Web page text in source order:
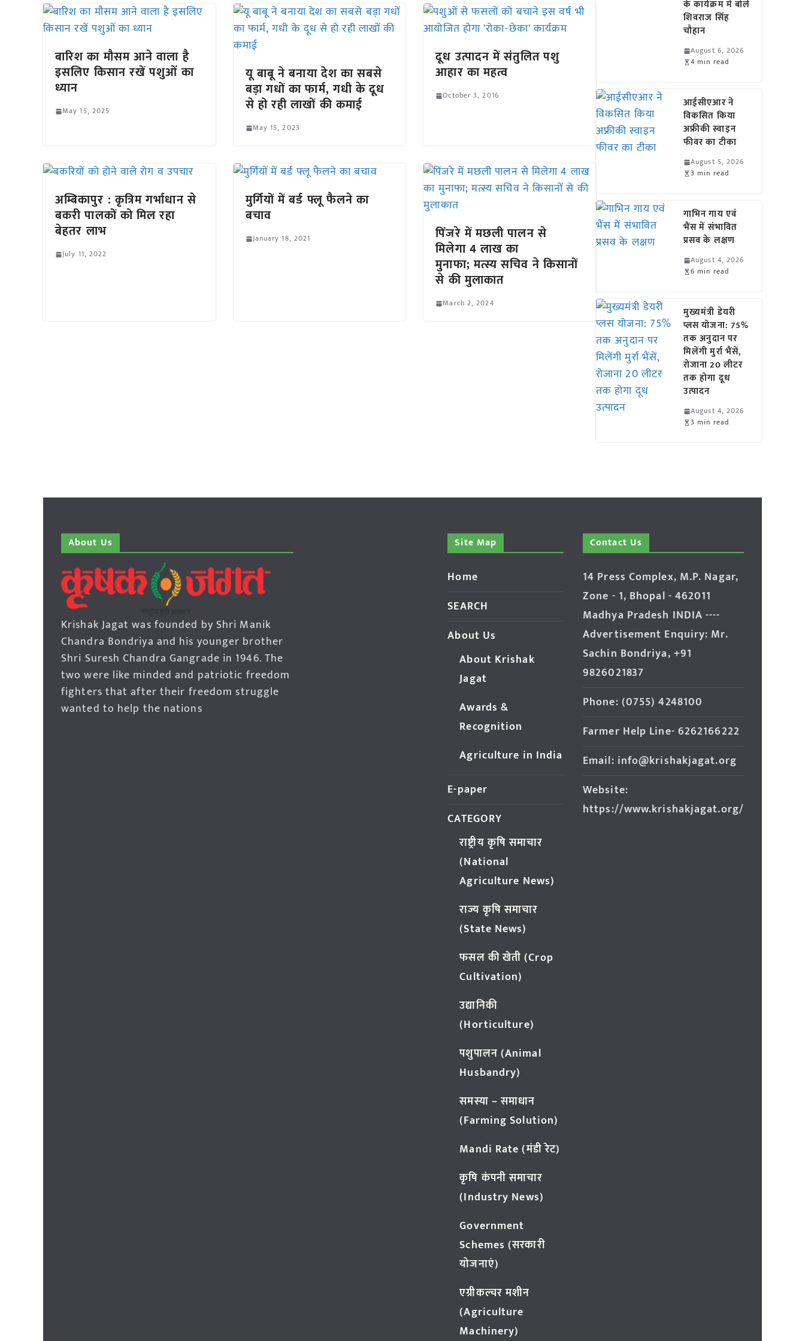
बारिश का मौसम आने वाला है
इसलिए किसान रखें पशुओं का
ध्यान
May 15, 2025
यू बाबू ने बनाया देश का सबसे
बड़ा गधों का फार्म, गधी के दूध
से हो रही लाखों की कमाई
May 15, 2023
दूध उत्पादन में संतुलित पशु
आहार का महत्व
October 3, 2016
अम्बिकापुर : कृत्रिम गर्भाधान से
बकरी पालकों को मिल रहा
बेहतर लाभ
July 11, 2022
मुर्गियों में बर्ड फ्लू फैलने का
बचाव
January 18, 2021 पिंजरे में मछली पालन से
मिलेगा 4 लाख का
मुनाफा; मत्स्य सचिव ने किसानों
से की मुलाकात
March 2, 2024
के कार्यक्रम में बोले
शिवराज सिंह
चौहान
August 6, 2026
4 min read
आईसीएआर ने
विकसित किया
अफ्रीकी स्वाइन
फीवर का टीका
August 5, 2026
3 min read
गाभिन गाय एवं
भैंस में संभावित
प्रसव के लक्षण
August 4, 2026
6 min read
मुख्यमंत्री डेयरी
प्लस योजना: 75%
तक अनुदान पर
मिलेंगी मुर्रा भैंसें,
रोजाना 20 लीटर
तक होगा दूध
उत्पादन
August 4, 2026
3 min read
About Us
Krishak Jagat was founded by Shri Manik
Chandra Bondriya and his younger brother
Shri Suresh Chandra Gangrade in 1946. The
two were like minded and patriotic freedom
fighters that after their freedom struggle
wanted to help the nations
Site Map
Home
SEARCH
About Us
About Krishak
Jagat
Awards &
Recognition
Agriculture in India
E-paper
CATEGORY
राष्ट्रीय कृषि समाचार
(National
Agriculture News)
राज्य कृषि समाचार
(State News)
फसल की खेती (Crop
Cultivation)
उद्यानिकी
(Horticulture)
पशुपालन (Animal
Husbandry)
समस्या – समाधान
(Farming Solution)
Mandi Rate (मंडी रेट)
कृषि कंपनी समाचार
(Industry News)
Government
Schemes (सरकारी
योजनाएं)
एग्रीकल्चर मशीन
(Agriculture
Machinery)
Contact Us
14 Press Complex, M.P. Nagar,
Zone - 1, Bhopal - 462011
Madhya Pradesh INDIA ----
Advertisement Enquiry: Mr.
Sachin Bondriya, +91
9826021837
Phone: (0755) 4248100
Farmer Help Line- 6262166222
Email: info@krishakjagat.org
Website:
https://www.krishakjagat.org/